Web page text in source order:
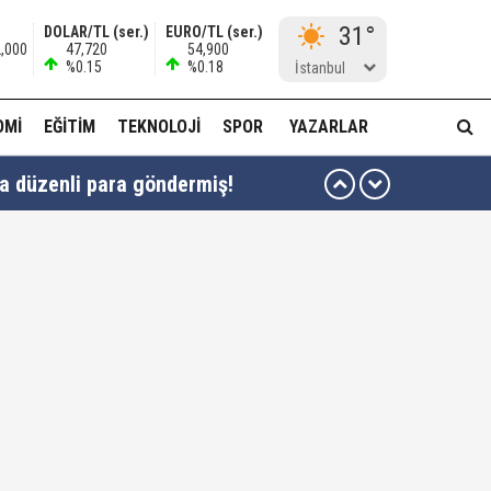
DOLAR/TL (ser.)
47,720
%0.15
EURO/TL (ser.)
54,900
%0.18
31°
İstanbul
EĞITIM TEKNOLOJI SPOR YAZARLAR
düzenli para göndermiş!
edilmeye razıyım'
Hür Ağbaba gözaltında!